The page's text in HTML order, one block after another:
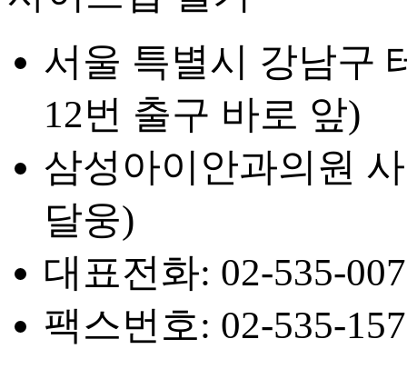
서울 특별시 강남구
12번 출구 바로 앞)
삼성아이안과의원
달웅)
대표전화: 02-535-
팩스번호: 02-535-